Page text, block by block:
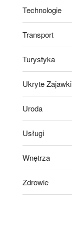
Technologie
Transport
Turystyka
Ukryte Zajawki
Uroda
Usługi
Wnętrza
Zdrowie